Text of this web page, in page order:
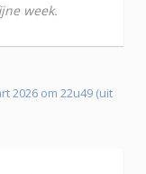
week.
2026 om 22u49 (uit